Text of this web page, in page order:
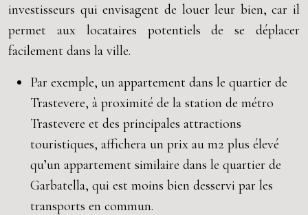
investisseurs qui envisagent de louer leur bien, car il
permet aux locataires potentiels de se déplacer
facilement dans la ville.
Par exemple, un appartement dans le quartier de
Trastevere, à proximité de la station de métro
Trastevere et des principales attractions
touristiques, affichera un prix au m2 plus élevé
qu’un appartement similaire dans le quartier de
Garbatella, qui est moins bien desservi par les
transports en commun.